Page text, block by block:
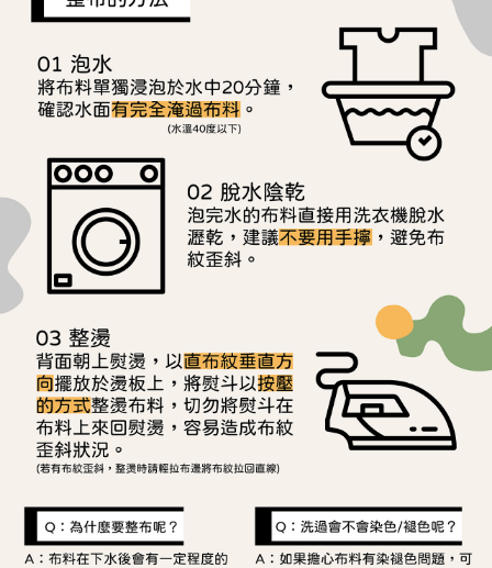
【注意事項】
１．透過由恩沛科技股份有限公司提供之「AFTEE先享後付」服務完成之交
易，需依本服務之必要範圍內提供個人資料，並將交易相關給付款項請求債
權轉讓予恩沛科技股份有限公司。
２．關於個人資料處理事宜，請瀏覽以下網址：
https://aftee.tw/terms/#terms3
３．未成年的使用者請事先徵得法定代理人或監護人之同意方可使用
「AFTEE先享後付」，若未經同意申辦者引起之損失，本公司不負相關責
任。
４．使用「AFTEE先享後付」時，將依據個別帳號之用戶狀況，依本公司即
時審查核予不同之上限額度；若仍有額度不足之情形，本公司將視審查結果
請求用戶進行身份認證。
５．嚴禁一人註冊多個帳號或使用他人資訊註冊。若發現惡意使用之情形，
恩沛科技股份有限公司將有權停止該用戶之使用額度並採取法律行動。